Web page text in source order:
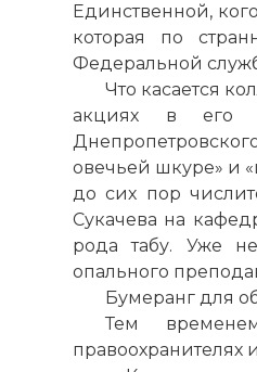
Единственной,
которая по
Федеральной
Что касается
акциях в его
овечьей шкуре» и
до сих пор
Сукачева на
рода табу. Уже
опального
Бумеранг для
Тем